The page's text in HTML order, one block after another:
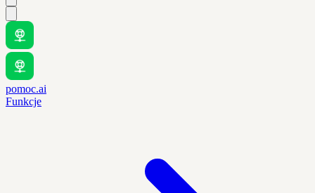
pomoc.ai
Funkcje